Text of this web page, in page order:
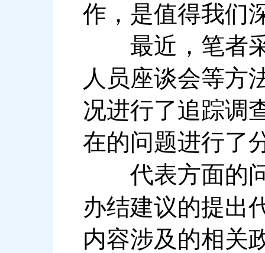
作，是值得我们
最近，笔者采
人员座谈会等方
况进行了追踪调
在的问题进行了
代表方面的
办结建议的提出
内容涉及的相关